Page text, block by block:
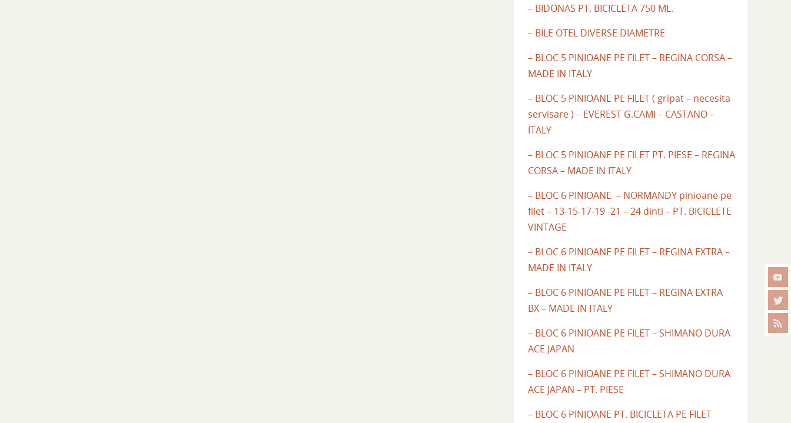
– BIDONAS PT. BICICLETA 750 ML.
– BILE OTEL DIVERSE DIAMETRE
– BLOC 5 PINIOANE PE FILET – REGINA CORSA –
MADE IN ITALY
– BLOC 5 PINIOANE PE FILET ( gripat – necesita
servisare ) – EVEREST G.CAMI – CASTANO –
ITALY
– BLOC 5 PINIOANE PE FILET PT. PIESE – REGINA
CORSA – MADE IN ITALY
– BLOC 6 PINIOANE – NORMANDY pinioane pe
filet – 13-15-17-19 -21 – 24 dinti – PT. BICICLETE
VINTAGE
– BLOC 6 PINIOANE PE FILET – REGINA EXTRA –
MADE IN ITALY
– BLOC 6 PINIOANE PE FILET – REGINA EXTRA
BX – MADE IN ITALY
– BLOC 6 PINIOANE PE FILET – SHIMANO DURA
ACE JAPAN
– BLOC 6 PINIOANE PE FILET – SHIMANO DURA
ACE JAPAN – PT. PIESE
– BLOC 6 PINIOANE PT. BICICLETA PE FILET